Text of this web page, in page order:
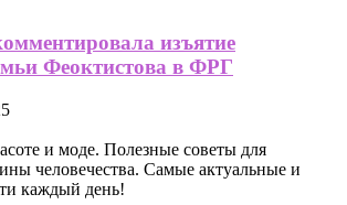
изъятие
Феоктистова в ФРГ
и моде. Полезные советы для
человечества. Самые актуальные и
каждый день!